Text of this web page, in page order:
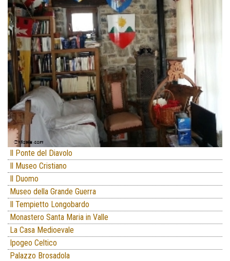
Il Ponte del Diavolo
Il Museo Cristiano
Il Duomo
Museo della Grande Guerra
Il Tempietto Longobardo
Monastero Santa Maria in Valle
La Casa Medioevale
Ipogeo Celtico
Palazzo Brosadola